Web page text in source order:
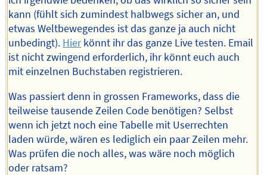
kann (fühlt sich zumindest halbwegs sicher an, und
etwas Weltbewegendes ist das ganze ja auch nicht
unbedingt). Hierkönnt ihr das ganze Live testen. Email
ist nicht zwingend erforderlich, ihr könnt euch auch
mit einzelnen Buchstaben registrieren.
Was passiert denn in grossen Frameworks, dass die
teilweise tausende Zeilen Code benötigen? Selbst
wenn ich jetzt noch eine Tabelle mit Userrechten
laden würde, wären es lediglich ein paar Zeilen mehr.
Was prüfen die noch alles, was wäre noch möglich
oder ratsam?